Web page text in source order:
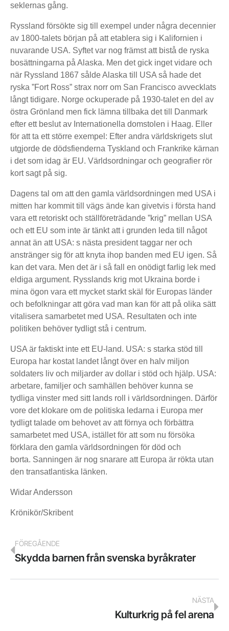
seklernas gång.
Ryssland försökte sig till exempel under några decennier
av 1800-talets början på att etablera sig i Kalifornien i
nuvarande USA. Syftet var nog främst att bistå de ryska
bosättningarna på Alaska. Men det gick inget vidare och
när Ryssland 1867 sålde Alaska till USA så hade det
ryska ”Fort Ross” strax norr om San Francisco avvecklats
långt tidigare. Norge ockuperade på 1930-talet en del av
östra Grönland men fick lämna tillbaka det till Danmark
efter ett beslut av Internationella domstolen i Haag. Eller
för att ta ett större exempel: Efter andra världskrigets slut
utgjorde de dödsfienderna Tyskland och Frankrike kärnan
i det som idag är EU. Världsordningar och geografier rör
kort sagt på sig.
Dagens tal om att den gamla världsordningen med USA i
mitten har kommit till vägs ände kan givetvis i första hand
vara ett retoriskt och ställföreträdande ”krig” mellan USA
och ett EU som inte är tänkt att i grunden leda till något
annat än att USA: s nästa president taggar ner och
anstränger sig för att knyta ihop banden med EU igen. Så
kan det vara. Men det är i så fall en onödigt farlig lek med
eldiga argument. Rysslands krig mot Ukraina borde i
mina ögon vara ett mycket starkt skäl för Europas länder
och befolkningar att göra vad man kan för att på olika sätt
vitalisera samarbetet med USA. Resultaten och inte
politiken behöver tydligt stå i centrum.
USA är faktiskt inte ett EU-land. USA: s starka stöd till
Europa har kostat landet långt över en halv miljon
soldaters liv och miljarder av dollar i stöd och hjälp. USA:
arbetare, familjer och samhällen behöver kunna se
tydliga vinster med sitt lands roll i världsordningen. Därför
vore det klokare om de politiska ledarna i Europa mer
tydligt talade om behovet av att förnya och förbättra
samarbetet med USA, istället för att som nu försöka
förklara den gamla världsordningen för död och
borta. Sanningen är nog snarare att Europa är rökta utan
den transatlantiska länken.
Widar Andersson
Krönikör/Skribent
FÖREGÅENDE
Skydda barnen från svenska byråkrater
NÄSTA
Kulturkrig på fel arena